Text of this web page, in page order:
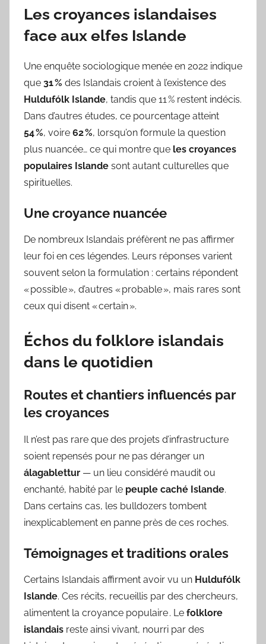
Les croyances islandaises
face aux elfes Islande
Une enquête sociologique menée en 2022 indique
que 31 % des Islandais croient à l’existence des
Huldufólk Islande, tandis que 11 % restent indécis.
Dans d’autres études, ce pourcentage atteint
54 %, voire 62 %, lorsqu’on formule la question
plus nuancée… ce qui montre que les croyances
populaires Islande sont autant culturelles que
spirituelles.
Une croyance nuancée
De nombreux Islandais préfèrent ne pas affirmer
leur foi en ces légendes. Leurs réponses varient
souvent selon la formulation : certains répondent
« possible », d’autres « probable », mais rares sont
ceux qui disent « certain ».
Échos du folklore islandais
dans le quotidien
Routes et chantiers influencés par
les croyances
Il n’est pas rare que des projets d’infrastructure
soient repensés pour ne pas déranger un
álagablettur — un lieu considéré maudit ou
enchanté, habité par le peuple caché Islande.
Dans certains cas, les bulldozers tombent
inexplicablement en panne près de ces roches.
Témoignages et traditions orales
Certains Islandais affirment avoir vu un Huldufólk
Islande. Ces récits, recueillis par des chercheurs,
alimentent la croyance populaire . Le folklore
islandais reste ainsi vivant, nourri par des